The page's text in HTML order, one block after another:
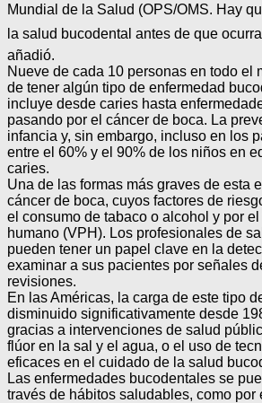
Mundial de la Salud (OPS/OMS. Hay
la salud bucodental antes de que
añadió.
Nueve de cada 10 personas en todo el
de tener algún tipo de enfermedad
incluye desde caries hasta
pasando por el cáncer de boca. La
infancia y, sin embargo, incluso en los
entre el 60% y el 90% de los niños en
caries.
Una de las formas más graves de esta
cáncer de boca, cuyos factores de
el consumo de tabaco o alcohol y por
humano (VPH). Los profesionales de
pueden tener un papel clave en la
examinar a sus pacientes por señales
revisiones.
En las Américas, la carga de este tipo
disminuido significativamente desde
gracias a intervenciones de salud
flúor en la sal y el agua, o el uso de
eficaces en el cuidado de la salud
Las enfermedades bucodentales se
través de hábitos saludables, como por